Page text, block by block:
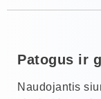
Patogus ir
Naudojantis